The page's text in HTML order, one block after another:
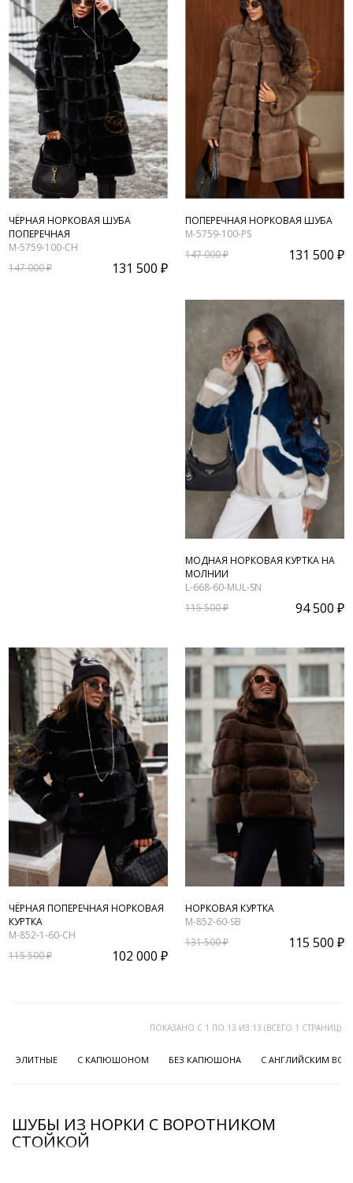
ЧЁРНАЯ НОРКОВАЯ ШУБА
ПОПЕРЕЧНАЯ
M-5759-100-CH
147 000 ₽
131 500 ₽
ПОПЕРЕЧНАЯ НОРКОВАЯ ШУБА
M-5759-100-PS
147 000 ₽
131 500 ₽
МОДНАЯ НОРКОВАЯ КУРТКА НА
МОЛНИИ
L-668-60-MUL-SN
115 500 ₽
94 500 ₽
ЧЁРНАЯ ПОПЕРЕЧНАЯ НОРКОВАЯ
КУРТКА
M-852-1-60-CH
115 500 ₽
102 000 ₽
НОРКОВАЯ КУРТКА
M-852-60-SB
131 500 ₽
115 500 ₽
ПОКАЗАНО С 1 ПО 13 ИЗ 13 (ВСЕГО 1 СТРАНИЦ)
ЭЛИТНЫЕ С КАПЮШОНОМ БЕЗ КАПЮШОНА С АНГЛИЙСКИМ
ШУБЫ ИЗ НОРКИ С ВОРОТНИКОМ
СТОЙКОЙ